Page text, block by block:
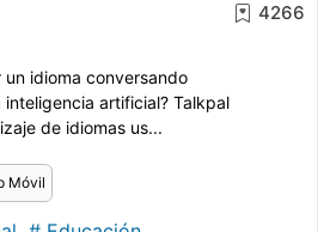
4266
un idioma conversando
artificial? Talkpal
de idiomas us...
Móvil